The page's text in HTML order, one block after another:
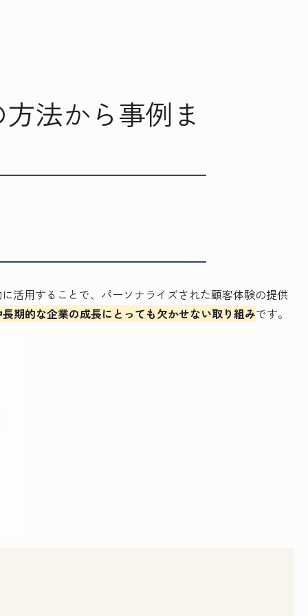
法から事例ま
活用することで、パーソナライズされた顧客体験の提供
期的な企業の成長にとっても欠かせない取り組みです。